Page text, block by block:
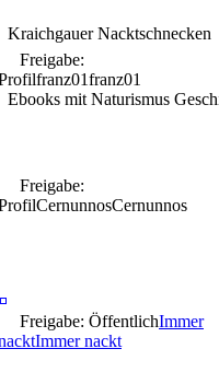
Freigabe:
franz01franz01
Freigabe:
CernunnosCernunnos
Freigabe: ÖffentlichImmer
Immer nackt
Kraichgauer Nacktschnecken
Ebooks mit Naturismus